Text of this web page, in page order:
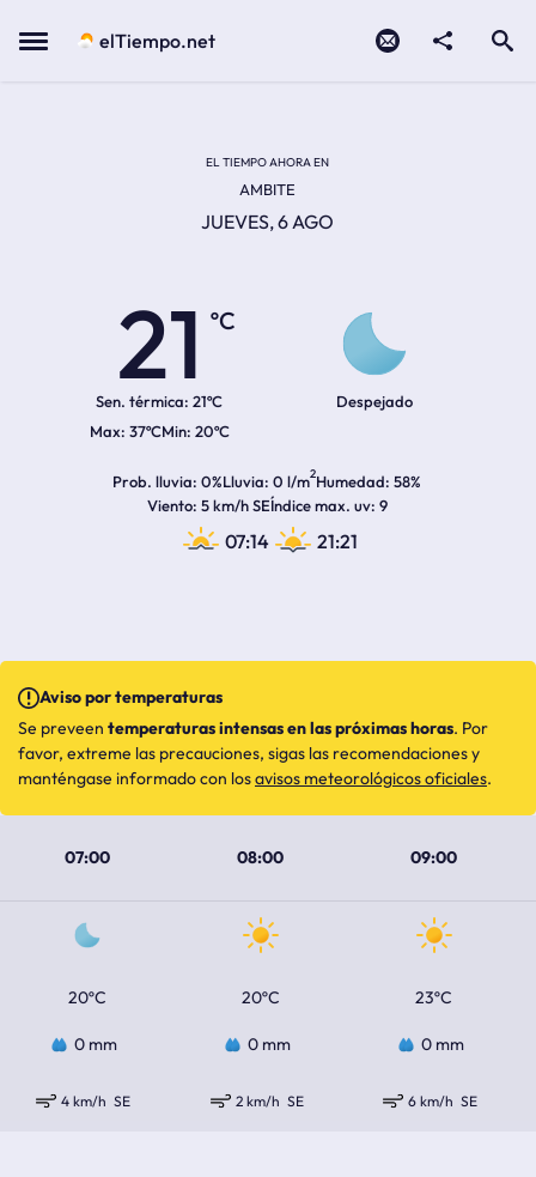
Menu elTiempo.net
EL TIEMPO AHORA EN
AMBITE
JUEVES, 6 AGO
21
ºC
Sen. térmica: 21ºC
37ºC 20ºC
Despejado
Prob. lluvia 0%Lluvia 0 l/m2Humedad 58%
Viento 5 km/h SEÍndice max. uv 9
07:14 21:21
07:00 08:00 09:00
20ºC 20ºC 23ºC
0 mm 0 mm 0 mm
4 km/h SE 2 km/h SE 6 km/h SE
Aviso por temperaturas
Se preveen temperaturas intensas en las próximas horas. Por
favor, extreme las precauciones, sigas las recomendaciones y
manténgase informado con losavisos meteorológicos oficiales.